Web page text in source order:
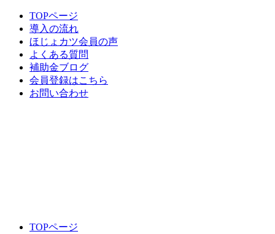
TOPページ
導入の流れ
ほじょカツ会員の声
よくある質問
補助金ブログ
会員登録はこちら
お問い合わせ
TOPページ